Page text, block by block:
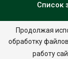
Список
© 2026 - НИА
Продолжая
обработку
работу